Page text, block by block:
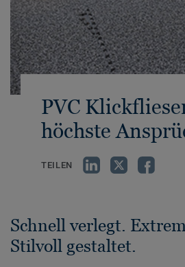
PVC
höchste
TEILEN
Schnell verlegt.
Stilvoll gestaltet.